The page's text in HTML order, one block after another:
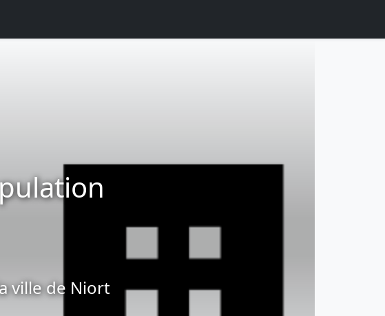
ville de Niort